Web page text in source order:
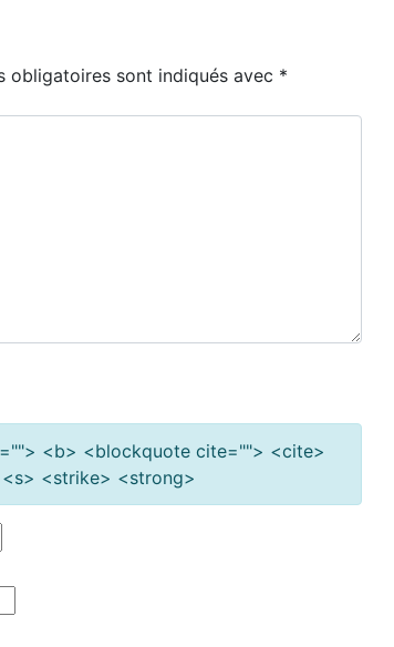
obligatoires sont indiqués avec *
<b> <blockquote cite=""> <cite>
<strike> <strong>